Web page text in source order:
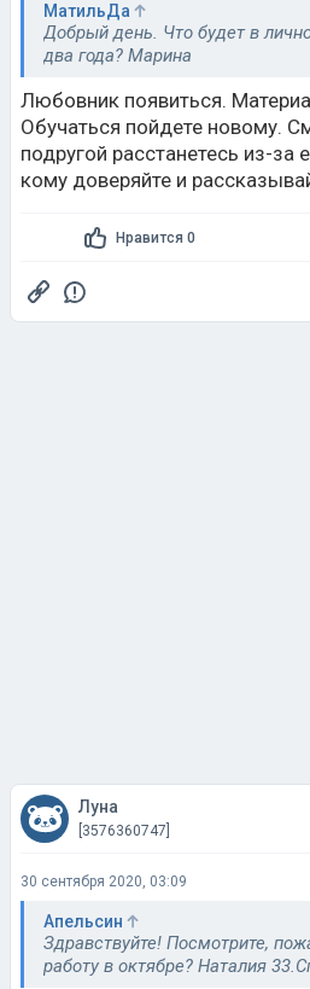
МатильДа
Добрый день. Что будет в
два года? Марина
Любовник появиться.
Обучаться пойдете новому.
подругой расстанетесь из-
кому доверяйте и
Нравится 0
Луна
[3576360747]
30 сентября 2020, 03:09
Апельсин
Здравствуйте! Посмотрите,
работу в октябре? Наталия